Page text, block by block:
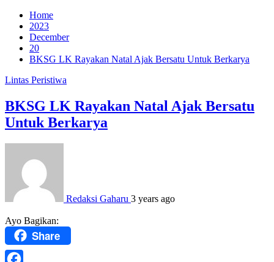
Home
2023
December
20
BKSG LK Rayakan Natal Ajak Bersatu Untuk Berkarya
Lintas Peristiwa
BKSG LK Rayakan Natal Ajak Bersatu
Untuk Berkarya
Redaksi Gaharu 3 years ago
Ayo Bagikan:
Share